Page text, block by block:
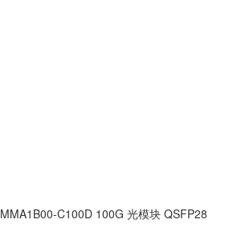
MMA1B00-C100D 100G 光模块 QSFP28